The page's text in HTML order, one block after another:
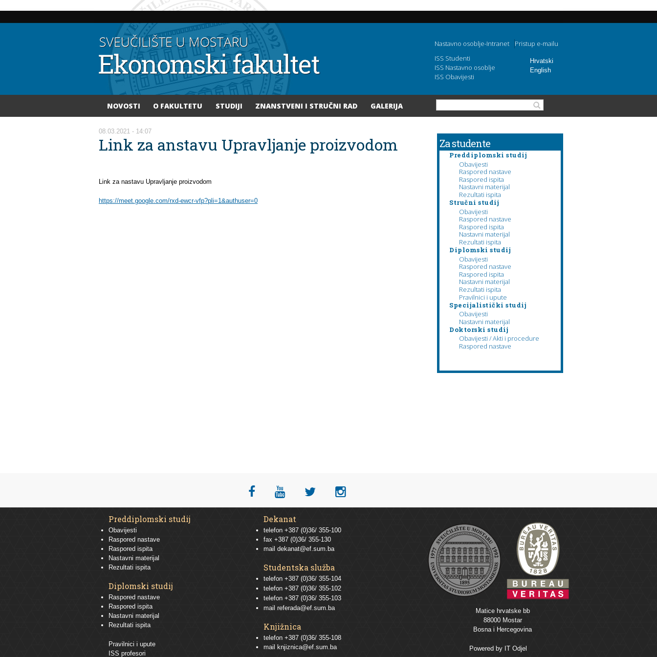
glavni
Hrvatski
English
Nastavno osoblje-Intranet
Pristup e-mailu
ISS Studenti
ISS Nastavno osoblje
ISS Obavijesti
NOVOSTI O FAKULTETU STUDIJI ZNANSTVENI I STRUČNI RAD GALERIJA Obrazac pretraživanja
Vi ste ovdje
08.03.2021 - 14:07
Link za anstavu Upravljanje proizvodom
Link za nastavu Upravljanje proizvodom
https://meet.google.com/rxd-ewcr-vfp?pli=1&authuser=0
Za studente
Preddiplomski studij
Obavijesti
Raspored nastave
Raspored ispita
Nastavni materijal
Rezultati ispita
Stručni studij
Obavijesti
Raspored nastave
Raspored ispita
Nastavni materijal
Rezultati ispita
Diplomski studij
Obavijesti
Raspored nastave
Raspored ispita
Nastavni materijal
Rezultati ispita
Pravilnici i upute
Specijalistički studij
Obavijesti
Nastavni materijal
Doktorski studij
Obavijesti / Akti i procedure
Raspored nastave
Preddiplomski studij
Obavijesti
Raspored nastave
Raspored ispita
Nastavni materijal
Rezultati ispita
Diplomski studij
Raspored nastave
Raspored ispita
Nastavni materijal
Rezultati ispita
Pravilnici i upute
ISS profesori
Dekanat
telefon +387 (0)36/ 355-100
fax +387 (0)36/ 355-130
mail dekanat@ef.sum.ba
Studentska služba
telefon +387 (0)36/ 355-104
telefon +387 (0)36/ 355-102
telefon +387 (0)36/ 355-103
mail referada@ef.sum.ba
Knjižnica
telefon +387 (0)36/ 355-108
mail
knjiznica@ef.sum.ba
Matice hrvatske bb
88000 Mostar
Bosna i Hercegovina
Powered by IT Odjel